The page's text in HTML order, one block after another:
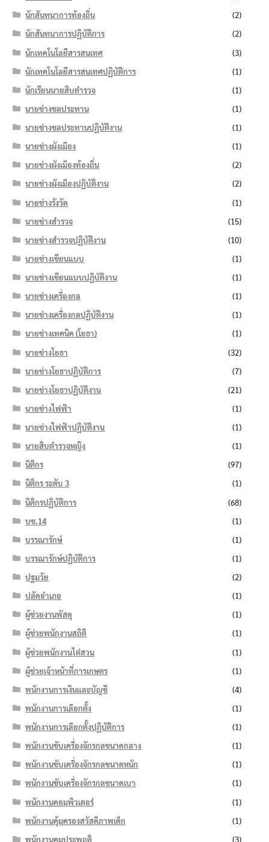
นักสันทนาการท้องถิ่น
(2)
นักสันทนาการปฏิบัติการ
(2)
นักเทคโนโลยีสารสนเทศ
(3)
นักเทคโนโลยีสารสนเทศปฏิบัติการ
(1)
นักเรียนนายสิบตำรวจ
(1)
นายช่างชลประทาน
(1)
นายช่างชลประทานปฏิบัติงาน
(1)
นายช่างผังเมือง
(1)
นายช่างผังเมืองท้องถิ่น
(2)
นายช่างผังเมืองปฏิบัติงาน
(2)
นายช่างรังวัด
(1)
นายช่างสำรวจ
(15)
นายช่างสำรวจปฏิบัติงาน
(10)
นายช่างเขียนแบบ
(1)
นายช่างเขียนแบบปฏิบัติงาน
(1)
นายช่างเครื่องกล
(1)
นายช่างเครื่องกลปฏิบัติงาน
(1)
นายช่างเทคนิค (โยธา)
(1)
นายช่างโยธา
(32)
นายช่างโยธาปฏิบัติการ
(7)
นายช่างโยธาปฏิบัติงาน
(21)
นายช่างไฟฟ้า
(1)
นายช่างไฟฟ้าปฏิบัติงาน
(1)
นายสิบตำรวจหญิง
(1)
นิติกร
(97)
นิติกร ระดับ 3
(1)
นิติกรปฏิบัติการ
(68)
บช.14
(1)
บรรณารักษ์
(1)
บรรณารักษ์ปฏิบัติการ
(1)
ปฐมวัย
(2)
ปลัดอำเภอ
(1)
ผู้ช่วยงานพัสดุ
(1)
ผู้ช่วยพนักงานสถิติ
(1)
ผู้ช่วยพนักงานไต่สวน
(1)
ผู้ช่วยเจ้าหน้าที่การเกษตร
(1)
พนักงานการเงินและบัญชี
(4)
พนักงานการเลือกตั้ง
(1)
พนักงานการเลือกตั้งปฏิบัติการ
(1)
พนักงานขับเครื่องจักรกลขนาดกลาง
(1)
พนักงานขับเครื่องจักรกลขนาดหนัก
(1)
พนักงานขับเครื่องจักรกลขนาดเบา
(1)
พนักงานคอมพิวเตอร์
(1)
พนักงานคุ้มครองสวัสดิภาพเด็ก
(1)
พนักงานคุมประพฤติ
(3)